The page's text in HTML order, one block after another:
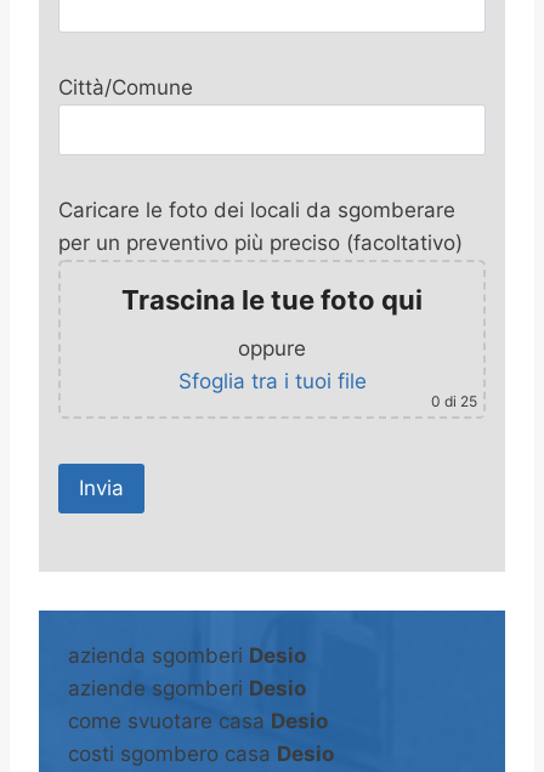
Città/Comune
Caricare le foto dei locali da sgomberare
per un preventivo più preciso (facoltativo)
Trascina le tue foto qui
oppure
Sfoglia tra i tuoi file
0 di 25
A
e
n
a
azienda sgomberi Desio
aziende sgomberi Desio
come svuotare casa Desio
costi sgombero casa Desio